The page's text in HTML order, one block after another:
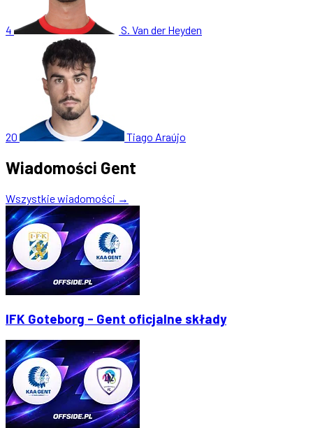
4 S. Van der Heyden
20 Tiago Araújo
Wiadomości Gent
Wszystkie wiadomości →
IFK Goteborg - Gent oficjalne składy